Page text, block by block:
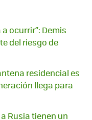
ocurrir”: Demis
del riesgo de
residencial es
llega para
Rusia tienen un